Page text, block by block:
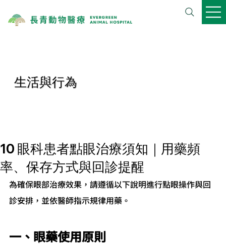
生活與行為
10 眼科患者點眼治療須知｜用藥頻
率、保存方式與回診提醒
為確保眼部治療效果，請遵循以下說明進行點眼操作與回
診安排，並依醫師指示規律用藥。
一、眼藥使用原則